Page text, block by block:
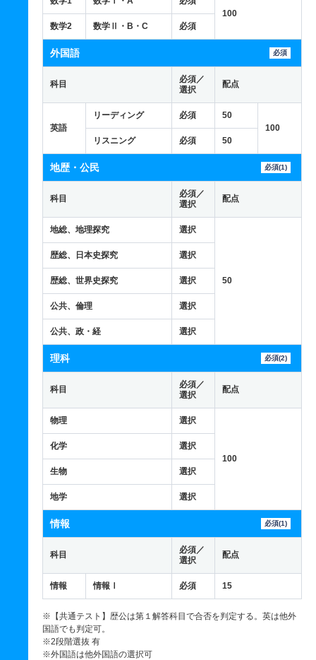
100
数学2
数学Ⅱ・B・C 必須
外国語 必須
科目
必須／
選択
配点
英語
リーディング 必須
50
100
リスニング
必須 50
地歴・公民 必須(1)
科目
必須／
選択
配点
地総、地理探究 選択
50
歴総、日本史探究 選択
歴総、世界史探究 選択
公共、倫理 選択
公共、政・経 選択
理科 必須(2)
科目
必須／
選択
配点
物理 選択
100
化学 選択
生物 選択
地学 選択
情報 必須(1)
科目
必須／
選択
配点
情報 情報Ⅰ 必須 15
※【共通テスト】歴公は第１解答科目で合否を判定する。英は他外
国語でも判定可。
※2段階選抜 有
※外国語は他外国語の選択可